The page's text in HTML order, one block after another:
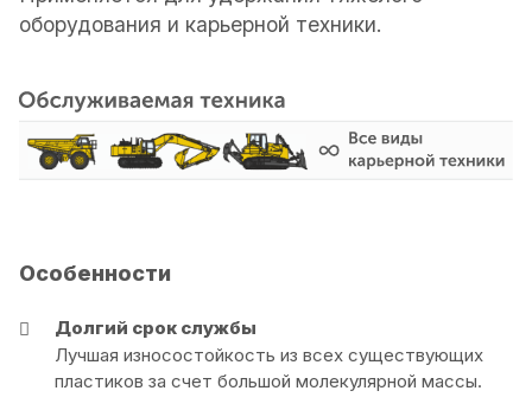
оборудования и карьерной техники.
Особенности
Долгий срок службы
Лучшая износостойкость из всех существующих
пластиков за счет большой молекулярной массы.